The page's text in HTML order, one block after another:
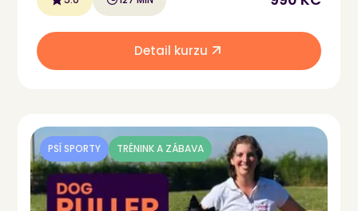
Detail kurzu
PSÍ SPORTY TRÉNINK A ZÁBAVA